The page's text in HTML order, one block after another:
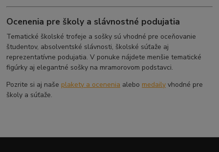
Ocenenia pre školy a slávnostné podujatia
Tematické školské trofeje a sošky sú vhodné pre oceňovanie
študentov, absolventské slávnosti, školské súťaže aj
reprezentatívne podujatia. V ponuke nájdete menšie tematické
figúrky aj elegantné sošky na mramorovom podstavci.
Pozrite si aj naše plakety a ocenenia alebo medaily vhodné pre
školy a súťaže.